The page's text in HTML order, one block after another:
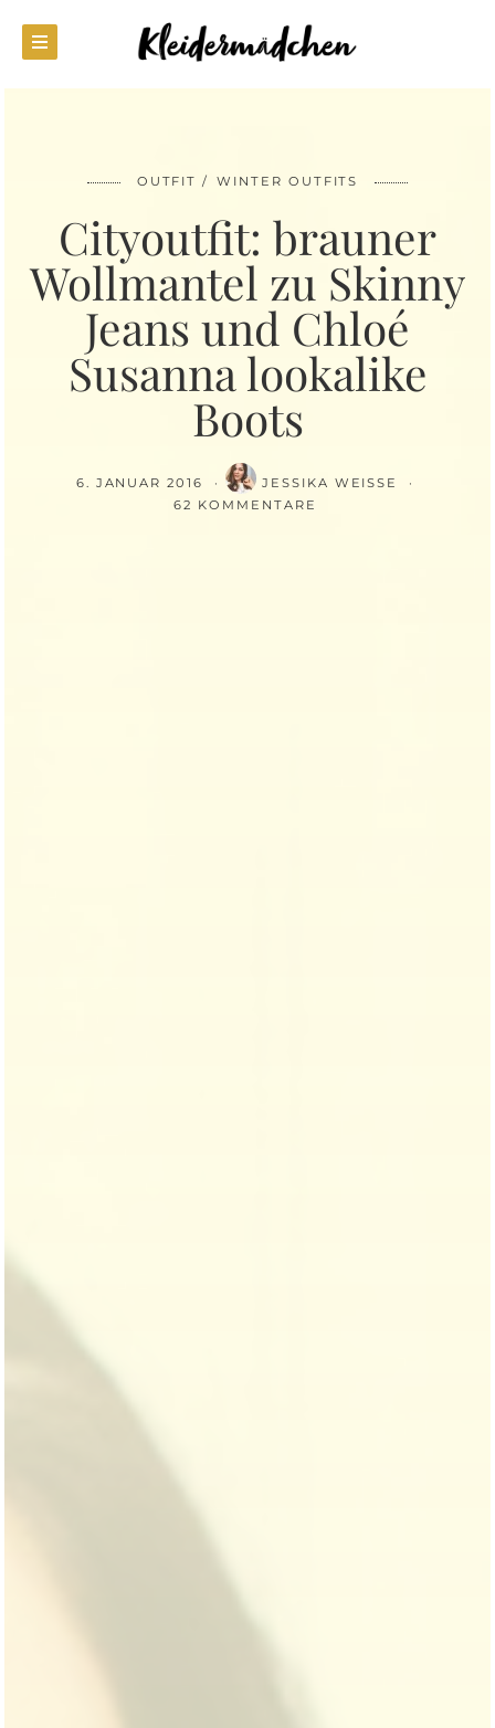
OUTFIT WINTER OUTFITS
Cityoutfit: brauner
Wollmantel zu Skinny
Jeans und Chloé
Susanna lookalike
Boots
6. JANUAR 2016
JESSIKA WEISSE
62 KOMMENTARE